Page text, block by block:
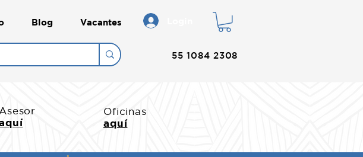
Blog Vacantes
55 1084 2308
Asesor
Oficinas
aquí